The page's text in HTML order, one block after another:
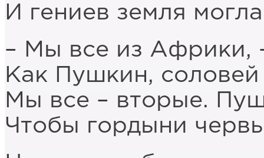
И гениев земля
– Мы все из Африки,
Как Пушкин,
Мы все – вторые.
Чтобы гордыни